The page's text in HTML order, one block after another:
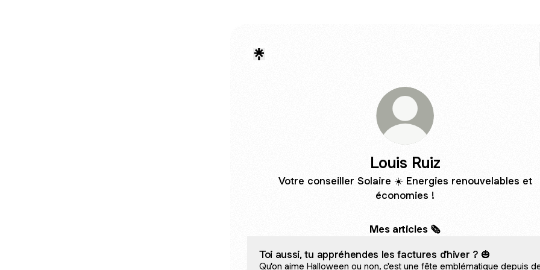
Louis Ruiz
Votre conseiller Solaire ☀️ Energies renouvelables et
économies !
Mes articles 🗞️
Toi aussi, tu appréhendes les factures d'hiver ? 🎃
Qu'on aime Halloween ou non, c'est une fête emblématique depuis